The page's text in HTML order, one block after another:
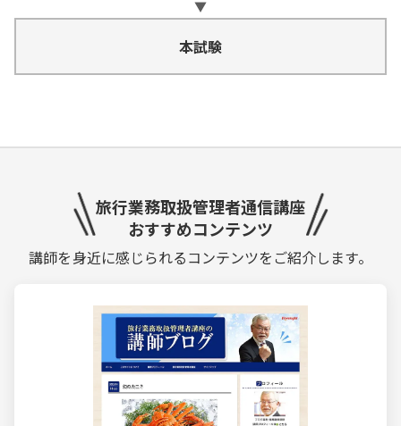
▼
本試験
旅行業務取扱管理者通信講座
おすすめコンテンツ
講師を身近に感じられるコンテンツをご紹介します。